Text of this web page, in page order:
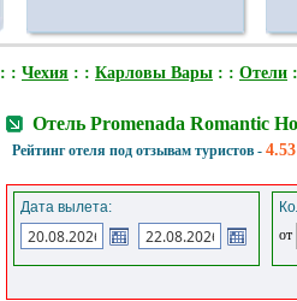
: : Чехия : : Карловы Вары : : Отели
Отель Promenada Romantic
Рейтинг отеля под отзывам туристов -
Дата вылета:
от